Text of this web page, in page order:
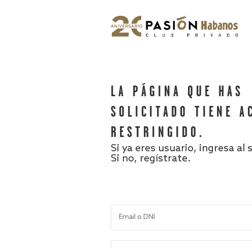
LA PÁGINA QUE HAS
SOLICITADO TIENE
RESTRINGIDO.
Si ya eres usuario, ingresa al
Si no, regístrate.